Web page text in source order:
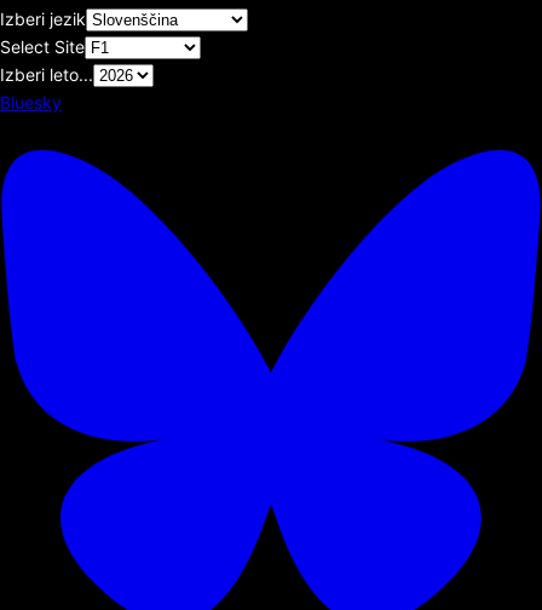
Izberi jezik
Select Site
Izberi leto...
Bluesky